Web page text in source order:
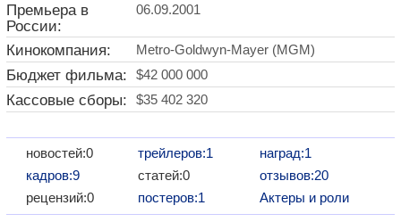
Премьера в
России:
06.09.2001
Кинокомпания: Metro-Goldwyn-Mayer (MGM)
Бюджет фильма: $42 000 000
Кассовые сборы: $35 402 320
новостей:0
кадров:9
рецензий:0
трейлеров:1
статей:0
постеров:1
наград:1
отзывов:20
Актеры и роли